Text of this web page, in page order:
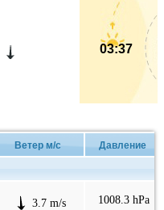
03:37
Ветер м/с Давление
3.7 m/s 1008.3 hPa